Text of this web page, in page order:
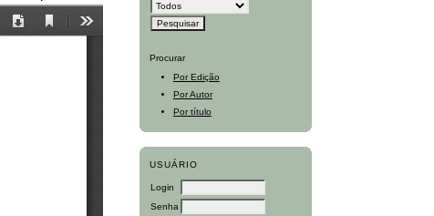
Procurar
Por Edição
Por Autor
Por título
USUÁRIO
Login
Senha